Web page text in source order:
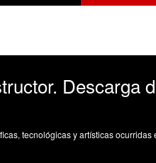
de
y artísticas ocurridas en los tres